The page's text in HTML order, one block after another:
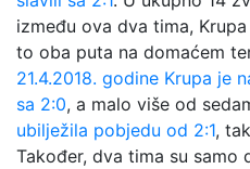
između ova dva tima,
to oba puta na domaćem
21.4.2018. godine Krupa je
sa 2:0, a malo više od
ubilježila pobjedu od 2:1,
Također, dva tima su samo